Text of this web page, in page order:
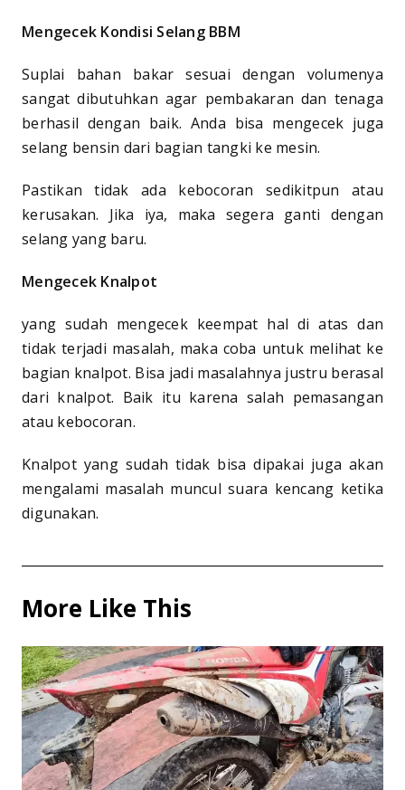
Mengecek Kondisi Selang BBM
Suplai bahan bakar sesuai dengan volumenya
sangat dibutuhkan agar pembakaran dan tenaga
berhasil dengan baik. Anda bisa mengecek juga
selang bensin dari bagian tangki ke mesin.
Pastikan tidak ada kebocoran sedikitpun atau
kerusakan. Jika iya, maka segera ganti dengan
selang yang baru.
Mengecek Knalpot
yang sudah mengecek keempat hal di atas dan
tidak terjadi masalah, maka coba untuk melihat ke
bagian knalpot. Bisa jadi masalahnya justru berasal
dari knalpot. Baik itu karena salah pemasangan
atau kebocoran.
Knalpot yang sudah tidak bisa dipakai juga akan
mengalami masalah muncul suara kencang ketika
digunakan.
More Like This